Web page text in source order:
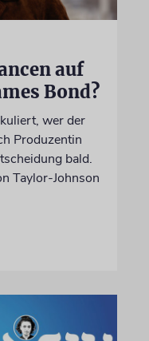
auf
Bond?
wer der
Produzentin
bald.
Taylor-Johnson